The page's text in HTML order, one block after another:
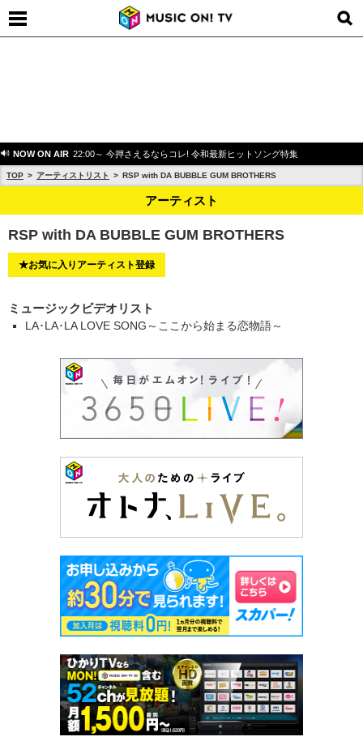
NOW ON AIR 22:00～ 今押さえるならコレ! 令和最新ヒットソング特集
TOP アーティストリスト RSP with DA BUBBLE GUM BROTHERS
アーティスト
RSP with DA BUBBLE GUM BROTHERS
★お気に入りアーティスト登録
ミュージックビデオリスト
LA･LA･LA LOVE SONG～ここから始まる恋物語～